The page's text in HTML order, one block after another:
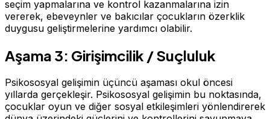
seçim yapmalarına ve kontrol kazanmalarına izin
vererek, ebeveynler ve bakıcılar çocukların özerklik
duygusu geliştirmelerine yardımcı olabilir.
Aşama 3: Girişimcilik / Suçluluk
Psikososyal gelişimin üçüncü aşaması okul öncesi
yıllarda gerçekleşir. Psikososyal gelişimin bu noktasında,
çocuklar oyun ve diğer sosyal etkileşimleri yönlendirerek